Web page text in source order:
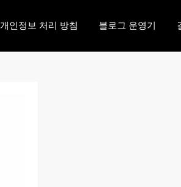
개인정보 처리 방침 블로그 운영기